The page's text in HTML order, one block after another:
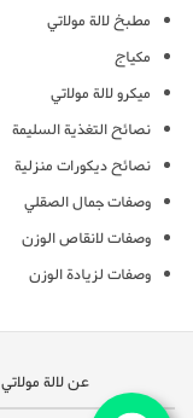
مطبخ لالة مولاتي
مكياج
ميكرو لالة مولاتي
نصائح التغذية السليمة
نصائح ديكورات منزلية
وصفات جمال الصقلي
وصفات لانقاص الوزن
وصفات لزيادة الوزن
عن لالة مولاتي